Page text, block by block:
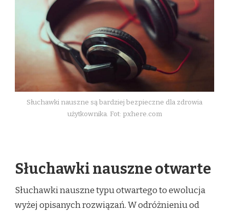
Słuchawki nauszne są bardziej bezpieczne dla zdrowia
użytkownika. Fot: pxhere.com
Słuchawki nauszne otwarte
Słuchawki nauszne typu otwartego to ewolucja
wyżej opisanych rozwiązań. W odróżnieniu od